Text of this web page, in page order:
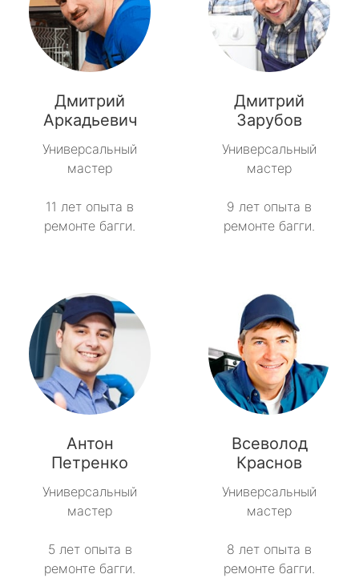
Дмитрий
Аркадьевич
Универсальный
мастер
11 лет опыта в
ремонте багги.
Дмитрий
Зарубов
Универсальный
мастер
9 лет опыта в
ремонте багги.
Антон
Петренко
Универсальный
мастер
5 лет опыта в
ремонте багги.
Всеволод
Краснов
Универсальный
мастер
8 лет опыта в
ремонте багги.